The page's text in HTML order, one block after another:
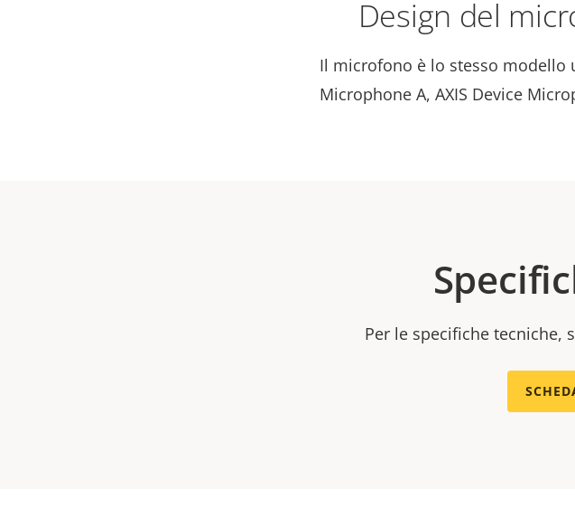
Design del
Il microfono è lo stesso modello
Microphone A, AXIS Device
Per le specifiche tecniche,